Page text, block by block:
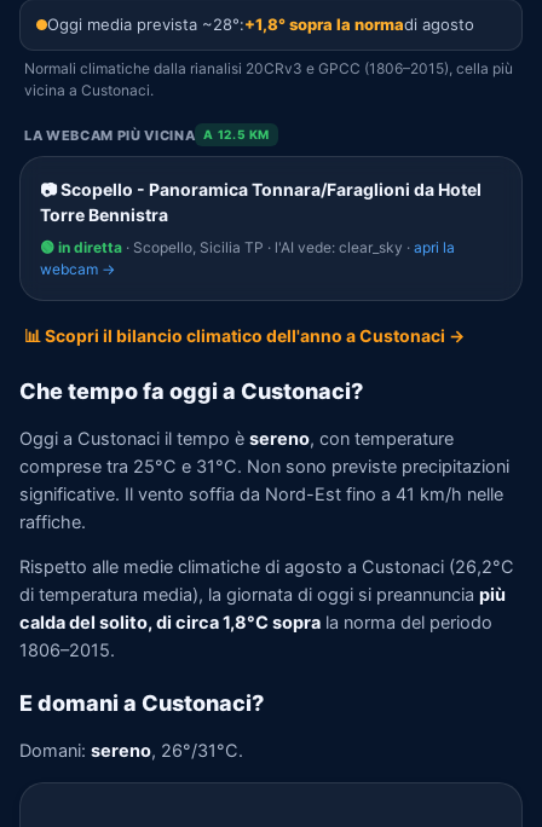
Oggi media prevista ~28°:+1,8° sopra la normadi agosto
Normali climatiche dalla rianalisi 20CRv3 e GPCC (1806–2015), cella più
vicina a Custonaci.
LA WEBCAM PIÙ VICINA A 12.5 KM
📷 Scopello - Panoramica Tonnara/Faraglioni da Hotel
Torre Bennistra
🟢 in diretta · Scopello, Sicilia TP · l'AI vede: clear_sky · apri la
webcam →
📊 Scopri il bilancio climatico dell'anno a Custonaci →
Che tempo fa oggi a Custonaci?
Oggi a Custonaci il tempo è sereno, con temperature
comprese tra 25°C e 31°C. Non sono previste precipitazioni
significative. Il vento soffia da Nord-Est fino a 41 km/h nelle
raffiche.
Rispetto alle medie climatiche di agosto a Custonaci (26,2°C
di temperatura media), la giornata di oggi si preannuncia più
calda del solito, di circa 1,8°C sopra la norma del periodo
1806–2015.
E domani a Custonaci?
Domani: sereno, 26°/31°C.